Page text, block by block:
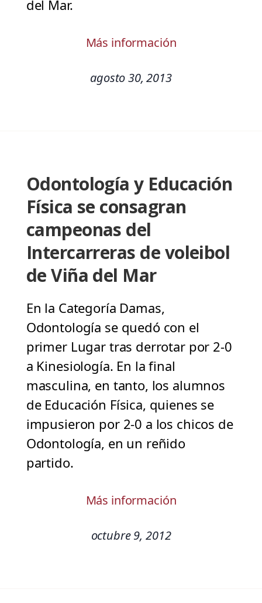
del Mar.
Más información
agosto 30, 2013
Odontología y Educación
Física se consagran
campeonas del
Intercarreras de voleibol
de Viña del Mar
En la Categoría Damas,
Odontología se quedó con el
primer Lugar tras derrotar por 2-0
a Kinesiología. En la final
masculina, en tanto, los alumnos
de Educación Física, quienes se
impusieron por 2-0 a los chicos de
Odontología, en un reñido
partido.
Más información
octubre 9, 2012